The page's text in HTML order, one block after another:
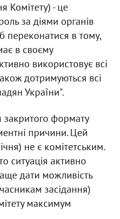
Комітету) - це
за діями органів
переконатися в тому,
в своєму
використовує всі
дотримуються всі
України".
формату
причини. Цей
не є комітетським.
ситуація активно
дати можливість
засідання)
максимум